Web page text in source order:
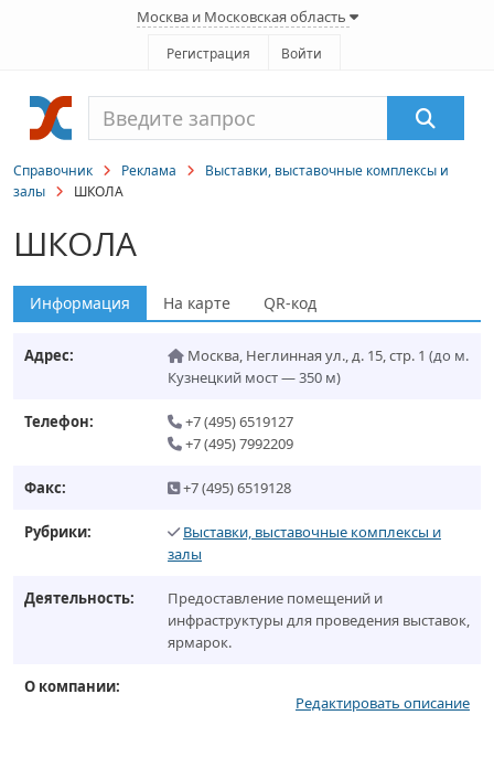
Москва и Московская область
Регистрация Войти
Справочник Реклама
Выставки, выставочные комплексы и
залы
ШКОЛА
ШКОЛА
Информация На карте QR-код
Адрес: Москва, Неглинная ул., д. 15, стр. 1 (до м.
Кузнецкий мост — 350 м)
Телефон:
+7 (495) 6519127
+7 (495) 7992209
Факс: +7 (495) 6519128
Рубрики:
Выставки, выставочные комплексы и
залы
Деятельность:
Предоставление помещений и
инфраструктуры для проведения выставок,
ярмарок.
О компании:
Редактировать описание